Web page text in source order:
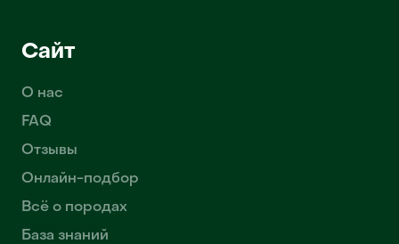
Сайт
О нас
FAQ
Отзывы
Онлайн-подбор
Всё о породах
База знаний